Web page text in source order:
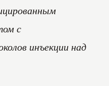
с
инъекции над